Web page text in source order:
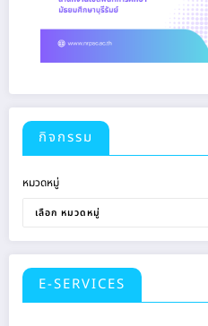
กิจกรรม
หมวดหมู่
E-SERVICES